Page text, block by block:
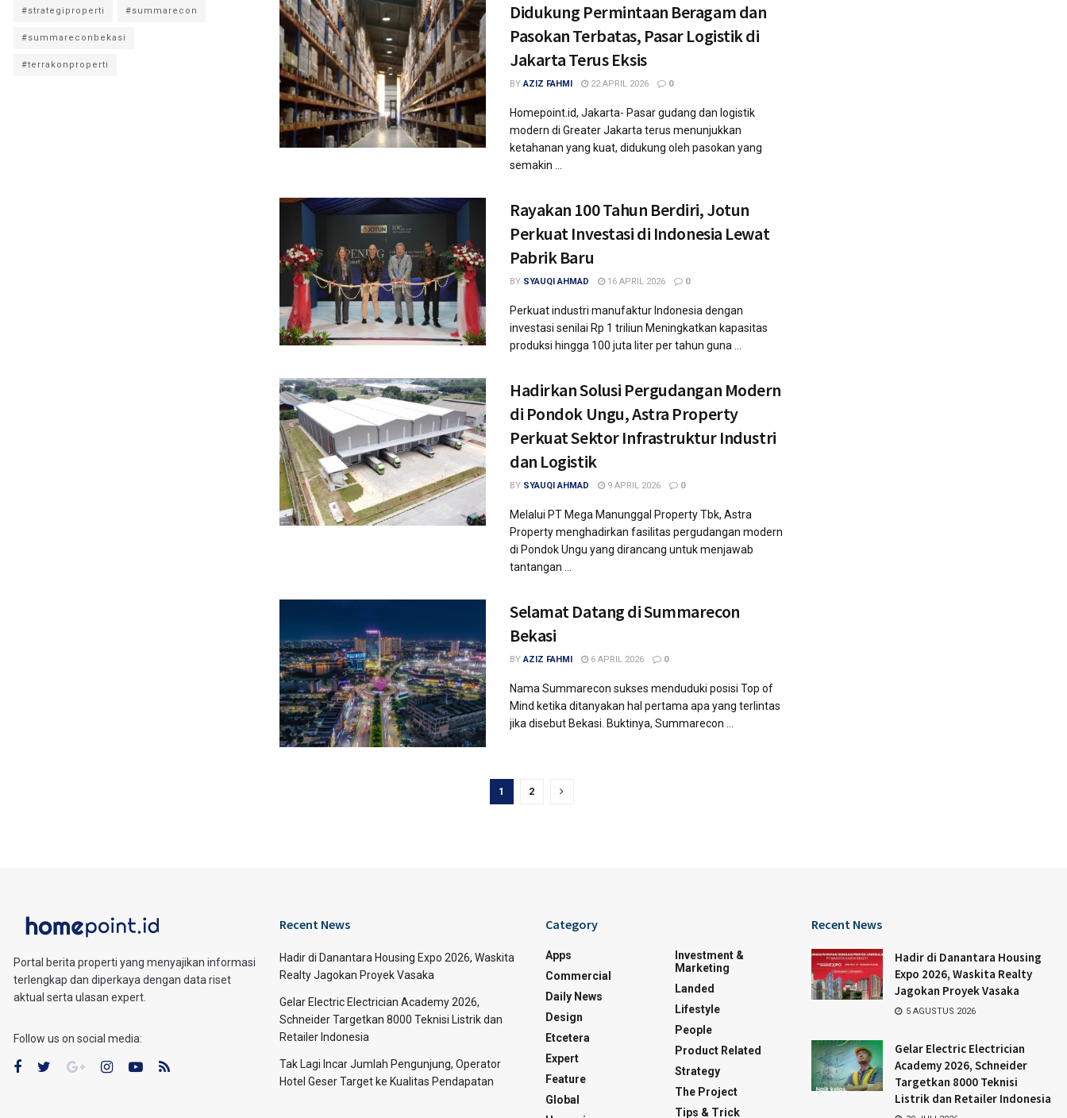
Didukung Permintaan Beragam dan
Pasokan Terbatas, Pasar Logistik di
Jakarta Terus Eksis
BY AZIZ FAHMI 22 APRIL 2026 0
Homepoint.id, Jakarta- Pasar gudang dan logistik
modern di Greater Jakarta terus menunjukkan
ketahanan yang kuat, didukung oleh pasokan yang
semakin ...
Rayakan 100 Tahun Berdiri, Jotun
Perkuat Investasi di Indonesia Lewat
Pabrik Baru
BY SYAUQI AHMAD 16 APRIL 2026 0
Perkuat industri manufaktur Indonesia dengan
investasi senilai Rp 1 triliun Meningkatkan kapasitas
produksi hingga 100 juta liter per tahun guna ...
Hadirkan Solusi Pergudangan Modern
di Pondok Ungu, Astra Property
Perkuat Sektor Infrastruktur Industri
dan Logistik
BY SYAUQI AHMAD 9 APRIL 2026 0
Melalui PT Mega Manunggal Property Tbk, Astra
Property menghadirkan fasilitas pergudangan modern
di Pondok Ungu yang dirancang untuk menjawab
tantangan ...
Selamat Datang di Summarecon
Bekasi
BY AZIZ FAHMI 6 APRIL 2026 0
Nama Summarecon sukses menduduki posisi Top of
Mind ketika ditanyakan hal pertama apa yang terlintas
jika disebut Bekasi. Buktinya, Summarecon ...
1 2
#strategiproperti #summarecon
#summareconbekasi
#terrakonproperti
Portal berita properti yang menyajikan informasi
terlengkap dan diperkaya dengan data riset
aktual serta ulasan expert.
Follow us on social media:
Recent News
Hadir di Danantara Housing Expo 2026, Waskita
Realty Jagokan Proyek Vasaka
Gelar Electric Electrician Academy 2026,
Schneider Targetkan 8000 Teknisi Listrik dan
Retailer Indonesia
Tak Lagi Incar Jumlah Pengunjung, Operator
Hotel Geser Target ke Kualitas Pendapatan
Category
Apps
Commercial
Daily News
Design
Etcetera
Expert
Feature
Global
Investment &
Marketing
Landed
Lifestyle
People
Product Related
Strategy
The Project
Tips & Trick
Recent News
Hadir di Danantara Housing
Expo 2026, Waskita Realty
Jagokan Proyek Vasaka
5 AGUSTUS 2026
Gelar Electric Electrician
Academy 2026, Schneider
Targetkan 8000 Teknisi
Listrik dan Retailer Indonesia